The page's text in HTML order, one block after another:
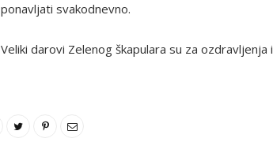
ponavljati svakodnevno.
Veliki darovi Zelenog škapulara su za ozdravljenja